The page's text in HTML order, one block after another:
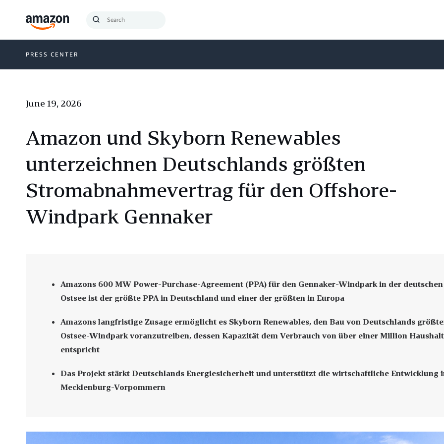
Submit
PRESS CENTER
June 19, 2026
Amazon und Skyborn Renewables
unterzeichnen Deutschlands größten
Stromabnahmevertrag für den Offshore-
Windpark Gennaker
Amazons 600 MW Power-Purchase-Agreement (PPA) für den Gennaker-Windpark in der deutschen
Ostsee ist der größte PPA in Deutschland und einer der größten in Europa
Amazons langfristige Zusage ermöglicht es Skyborn Renewables, den Bau von Deutschlands
Ostsee-Windpark voranzutreiben, dessen Kapazität dem Verbrauch von über einer Million
entspricht
Das Projekt stärkt Deutschlands Energiesicherheit und unterstützt die wirtschaftliche Entwicklung
Mecklenburg-Vorpommern